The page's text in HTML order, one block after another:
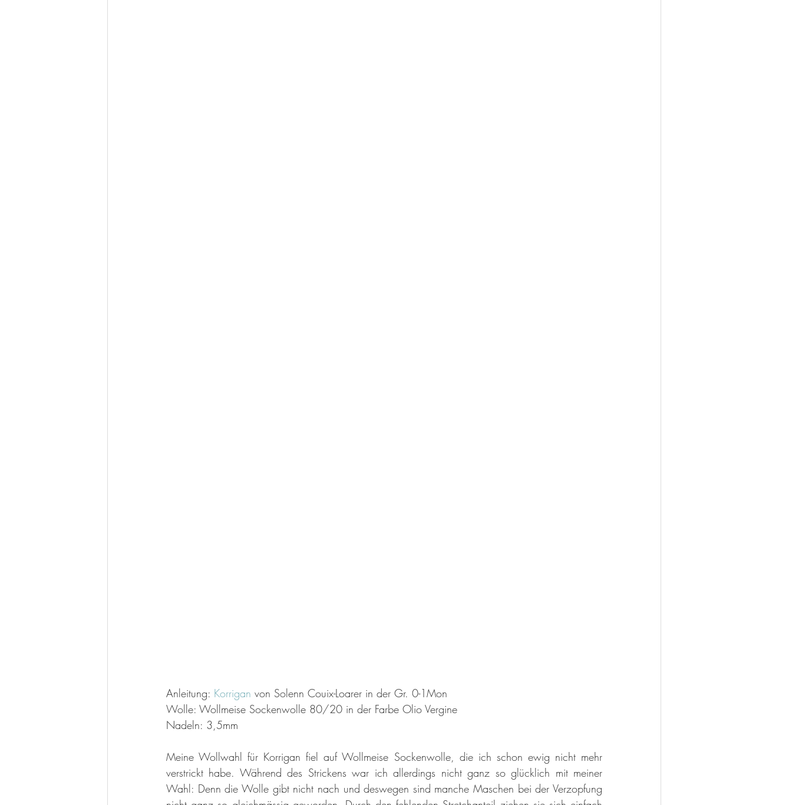
Anleitung: Korrigan von Solenn Couix-Loarer in der Gr. 0-1Mon
Wolle: Wollmeise Sockenwolle 80/20 in der Farbe Olio Vergine
Nadeln: 3,5mm
Meine Wollwahl für Korrigan fiel auf Wollmeise Sockenwolle, die ich schon ewig nicht mehr
verstrickt habe. Während des Strickens war ich allerdings nicht ganz so glücklich mit meiner
Wahl: Denn die Wolle gibt nicht nach und deswegen sind manche Maschen bei der Verzopfung